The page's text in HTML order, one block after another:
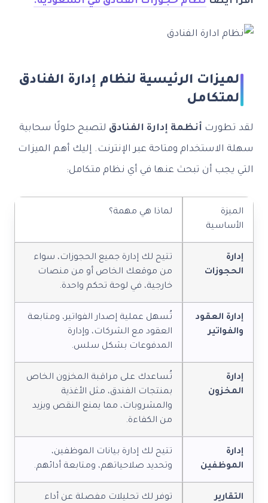
الميزات الرئيسية لنظام إدارة الفنادق
المتكامل
لقد تطورت أنظمة إدارة الفنادق لتصبح حلولًا سحابية
سهلة الاستخدام ومتاحة عبر الإنترنت. إليك أهم الميزات
التي يجب أن تبحث عنها في أي نظام متكامل:
الميزة
الأساسية
لماذا هي مهمة؟
إدارة
الحجوزات
تتيح لك إدارة جميع الحجوزات، سواء
من موقعك الخاص أو من منصات
خارجية، في لوحة تحكم واحدة.
إدارة العقود
والفواتير
تُسهل عملية إصدار الفواتير، ومتابعة
العقود مع الشركات، وإدارة
المدفوعات بشكل سلس.
إدارة
المخزون
تُساعدك على مراقبة المخزون الخاص
بمنتجات الفندق، مثل الأغذية
والمشروبات، مما يمنع النقص ويزيد
من الكفاءة.
إدارة
الموظفين
تتيح لك إدارة بيانات الموظفين،
وتحديد صلاحياتهم، ومتابعة أدائهم.
التقارير
توفر لك تحليلات مفصلة عن أداء